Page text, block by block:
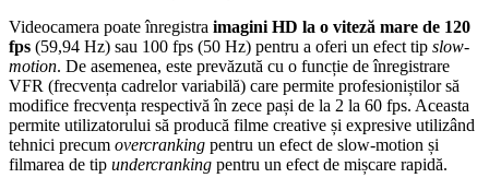
Videocamera poate înregistra imagini HD la o viteză mare de 120
fps (59,94 Hz) sau 100 fps (50 Hz) pentru a oferi un efect tip slow-
motion. De asemenea, este prevăzută cu o funcție de înregistrare
VFR (frecvența cadrelor variabilă) care permite profesioniștilor să
modifice frecvența respectivă în zece pași de la 2 la 60 fps. Aceasta
permite utilizatorului să producă filme creative și expresive utilizând
tehnici precum overcranking pentru un efect de slow-motion și
filmarea de tip undercranking pentru un efect de mișcare rapidă.